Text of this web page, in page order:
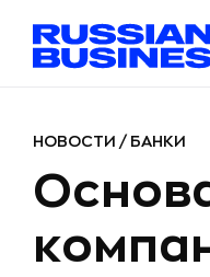
НОВОСТИ / БАНКИ